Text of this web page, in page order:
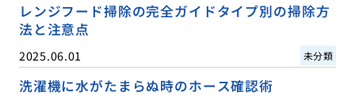
レンジフード掃除の完全ガイドタイプ別の掃除方
法と注意点
2025.06.01 未分類
洗濯機に水がたまらぬ時のホース確認術